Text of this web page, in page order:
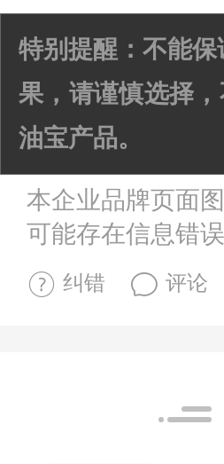
特别提醒：不能
果，请谨慎选择
油宝产品。
本企业品牌页面
可能存在信息错
纠错 评论